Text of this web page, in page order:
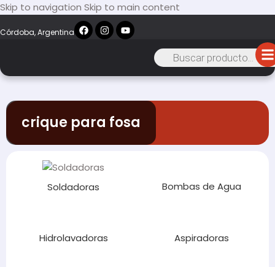
Skip to navigation Skip to main content
Córdoba, Argentina
crique para fosa
Soldadoras Bombas de Agua
Hidrolavadoras Aspiradoras